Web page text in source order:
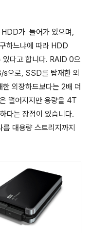
HDD가 들어가 있으며,
하느냐에 따라 HDD
다고 합니다. RAID 0으
으로, SSD를 탑재한 외
외장하드보다는 2배 더
떨어지지만 용량을 4T
다는 장점이 있습니다.
대용량 스트리지까지